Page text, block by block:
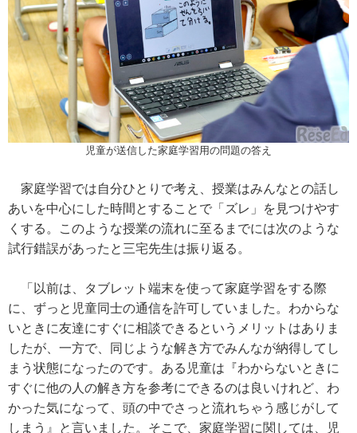
児童が送信した家庭学習用の問題の答え
家庭学習では自分ひとりで考え、授業はみんなとの話し
あいを中心にした時間とすることで「ズレ」を見つけやす
くする。このような授業の流れに至るまでには次のような
試行錯誤があったと三宅先生は振り返る。
「以前は、タブレット端末を使って家庭学習をする際
に、ずっと児童同士の通信を許可していました。わからな
いときに友達にすぐに相談できるというメリットはありま
したが、一方で、同じような解き方でみんなが納得してし
まう状態になったのです。ある児童は『わからないときに
すぐに他の人の解き方を参考にできるのは良いけれど、わ
かった気になって、頭の中でさっと流れちゃう感じがして
しまう』と言いました。そこで、家庭学習に関しては、児